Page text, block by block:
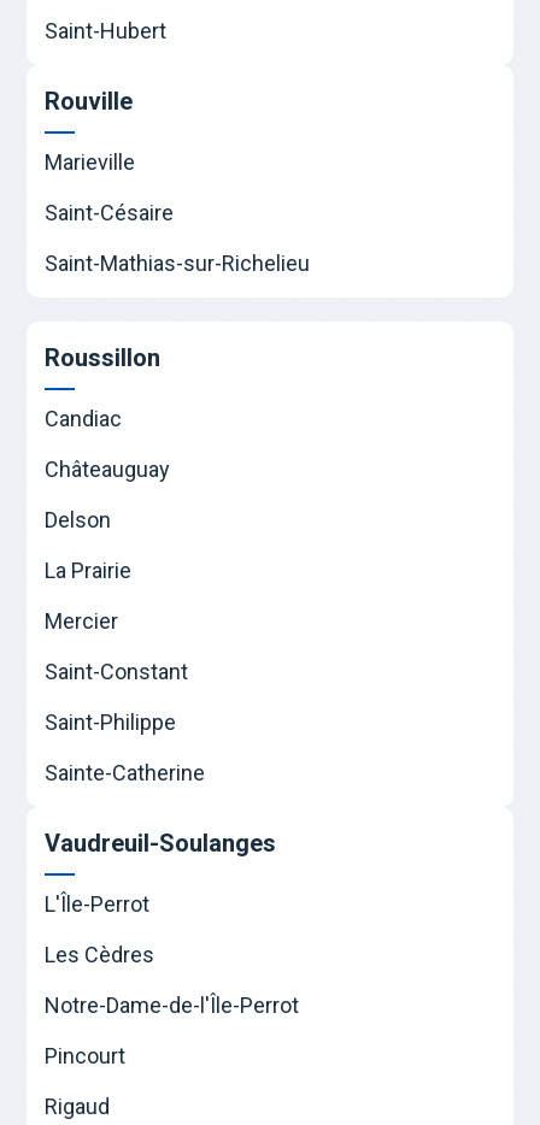
Saint-Hubert
Rouville
Marieville
Saint-Césaire
Saint-Mathias-sur-Richelieu
Roussillon
Candiac
Châteauguay
Delson
La Prairie
Mercier
Saint-Constant
Saint-Philippe
Sainte-Catherine
Vaudreuil-Soulanges
L'Île-Perrot
Les Cèdres
Notre-Dame-de-l'Île-Perrot
Pincourt
Rigaud